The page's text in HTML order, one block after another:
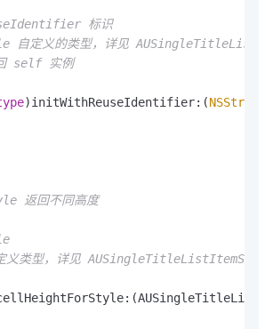
标识
自定义的类型，详见
self 实例
)initWithReuseIdentifier:(NSString
返回不同高度
义类型，详见 AUSingleTitleListItemStyle